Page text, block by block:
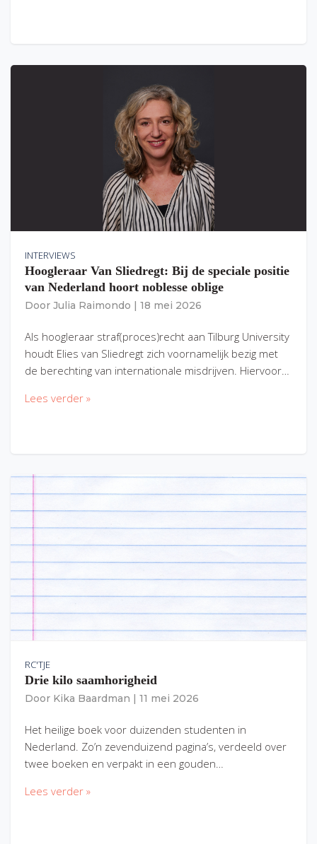
INTERVIEWS
Hoogleraar Van Sliedregt: Bij de speciale positie
van Nederland hoort noblesse oblige
Door Julia Raimondo 18 mei 2026
Als hoogleraar straf(proces)recht aan Tilburg University
houdt Elies van Sliedregt zich voornamelijk bezig met
de berechting van internationale misdrijven. Hiervoor…
Lees verder »
RC'TJE
Drie kilo saamhorigheid
Door Kika Baardman 11 mei 2026
Het heilige boek voor duizenden studenten in
Nederland. Zo’n zevenduizend pagina’s, verdeeld over
twee boeken en verpakt in een gouden…
Lees verder »